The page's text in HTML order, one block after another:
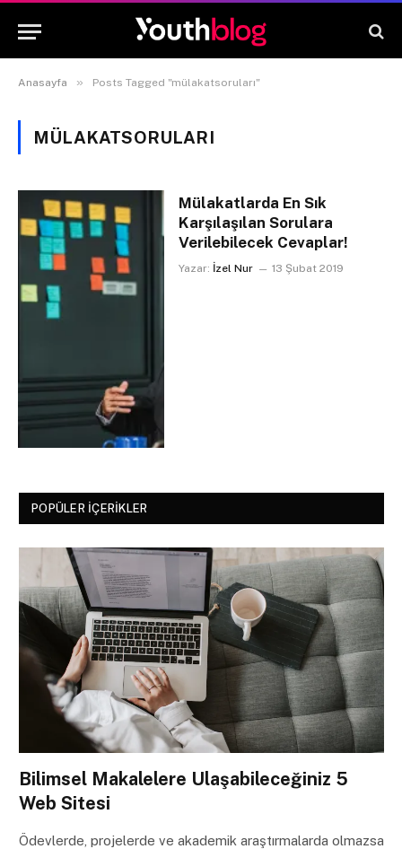
Anasayfa » Posts Tagged "mülakatsoruları"
MÜLAKATSORULARI
Mülakatlarda En Sık
Karşılaşılan Sorulara
Verilebilecek Cevaplar!
Yazar: İzel Nur 13 Şubat 2019
POPÜLER İÇERIKLER
Bilimsel Makalelere Ulaşabileceğiniz 5
Web Sitesi
Ödevlerde, projelerde ve akademik araştırmalarda olmazsa